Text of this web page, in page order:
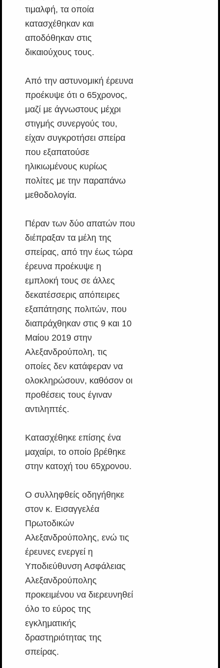
τιμαλφή, τα οποία
κατασχέθηκαν και
αποδόθηκαν στις
δικαιούχους τους.
Από την αστυνομική έρευνα
προέκυψε ότι ο 65χρονος,
μαζί με άγνωστους μέχρι
στιγμής συνεργούς του,
είχαν συγκροτήσει σπείρα
που εξαπατούσε
ηλικιωμένους κυρίως
πολίτες με την παραπάνω
μεθοδολογία.
Πέραν των δύο απατών που
διέπραξαν τα μέλη της
σπείρας, από την έως τώρα
έρευνα προέκυψε η
εμπλοκή τους σε άλλες
δεκατέσσερις απόπειρες
εξαπάτησης πολιτών, που
διαπράχθηκαν στις 9 και 10
Μαίου 2019 στην
Αλεξανδρούπολη, τις
οποίες δεν κατάφεραν να
ολοκληρώσουν, καθόσον οι
προθέσεις τους έγιναν
αντιληπτές.
Κατασχέθηκε επίσης ένα
μαχαίρι, το οποίο βρέθηκε
στην κατοχή του 65χρονου.
Ο συλληφθείς οδηγήθηκε
στον κ. Εισαγγελέα
Πρωτοδικών
Αλεξανδρούπολης, ενώ τις
έρευνες ενεργεί η
Υποδιεύθυνση Ασφάλειας
Αλεξανδρούπολης
προκειμένου να διερευνηθεί
όλο το εύρος της
εγκληματικής
δραστηριότητας της
σπείρας.